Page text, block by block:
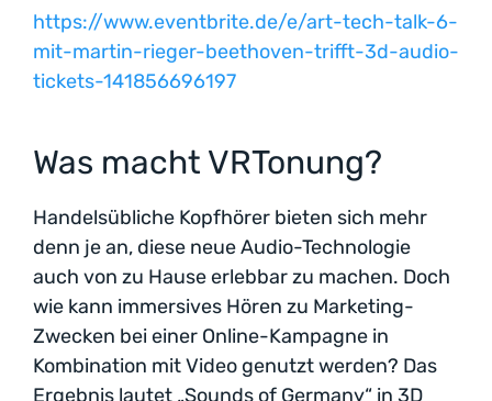
https://www.eventbrite.de/e/art-tech-talk-6-
mit-martin-rieger-beethoven-trifft-3d-audio-
tickets-141856696197
Was macht VRTonung?
Handelsübliche Kopfhörer bieten sich mehr
denn je an, diese neue Audio-Technologie
auch von zu Hause erlebbar zu machen. Doch
wie kann immersives Hören zu Marketing-
Zwecken bei einer Online-Kampagne in
Kombination mit Video genutzt werden? Das
Ergebnis lautet „Sounds of Germany“ in 3D